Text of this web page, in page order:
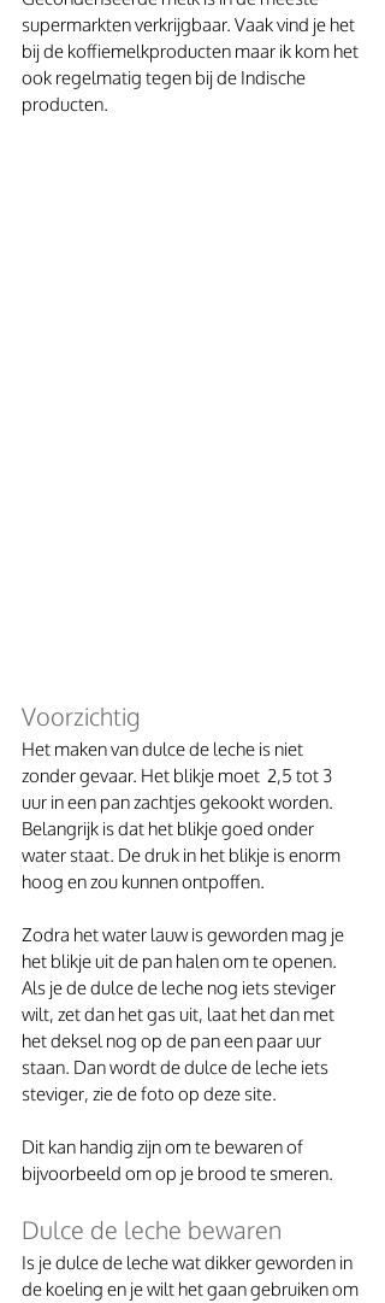
supermarkten verkrijgbaar. Vaak vind je het
bij de koffiemelkproducten maar ik kom het
ook regelmatig tegen bij de Indische
producten.
Voorzichtig
Het maken van dulce de leche is niet
zonder gevaar. Het blikje moet  2,5 tot 3
uur in een pan zachtjes gekookt worden.
Belangrijk is dat het blikje goed onder
water staat. De druk in het blikje is enorm
hoog en zou kunnen ontpoffen.
Zodra het water lauw is geworden mag je
het blikje uit de pan halen om te openen.
Als je de dulce de leche nog iets steviger
wilt, zet dan het gas uit, laat het dan met
het deksel nog op de pan een paar uur
staan. Dan wordt de dulce de leche iets
steviger, zie de foto op deze site.
Dit kan handig zijn om te bewaren of
bijvoorbeeld om op je brood te smeren.
Dulce de leche bewaren
Is je dulce de leche wat dikker geworden in
de koeling en je wilt het gaan gebruiken om